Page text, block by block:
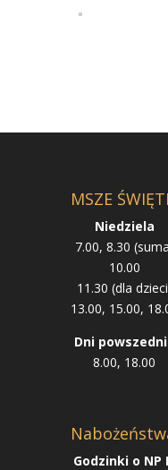
MSZE
Niedziela
7.00, 8.30
10.00
11.30 (dla
13.00, 15.00,
Dni
8.00, 18.00
Godzinki o NP